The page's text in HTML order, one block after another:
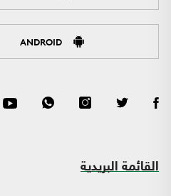
ANDROID
القائمة البريدية